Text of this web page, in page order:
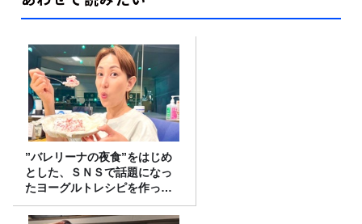
”バレリーナの夜食”をはじめ
とした、ＳＮＳで話題になっ
たヨーグルトレシピを作って
みた！